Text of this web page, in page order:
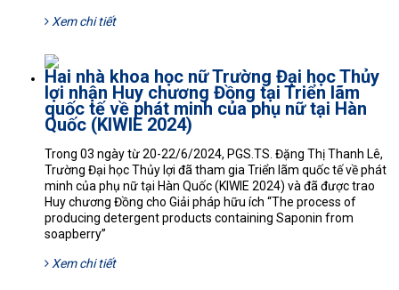
Xem chi tiết
Hai nhà khoa học nữ Trường Đại học Thủy
lợi nhận Huy chương Đồng tại Triển lãm
quốc tế về phát minh của phụ nữ tại Hàn
Quốc (KIWIE 2024)
Trong 03 ngày từ 20-22/6/2024, PGS.TS. Đặng Thị Thanh Lê,
Trường Đại học Thủy lợi đã tham gia Triển lãm quốc tế về phát
minh của phụ nữ tại Hàn Quốc (KIWIE 2024) và đã được trao
Huy chương Đồng cho Giải pháp hữu ích “The process of
producing detergent products containing Saponin from
soapberry”
Xem chi tiết